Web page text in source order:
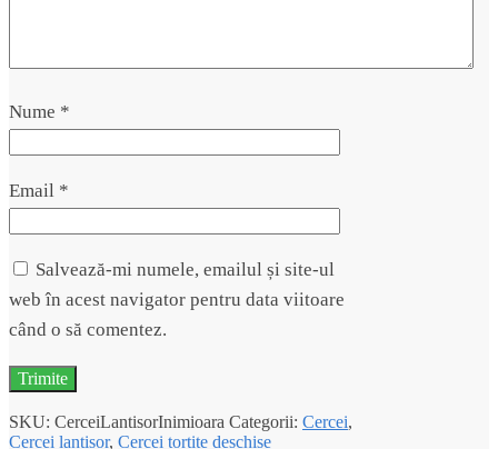
Nume *
Email *
Salvează-mi numele, emailul și site-ul
web în acest navigator pentru data viitoare
când o să comentez.
SKU: CerceiLantisorInimioara Categorii: Cercei,
Cercei lantisor, Cercei tortite deschise